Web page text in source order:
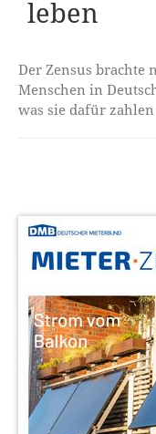
leben
Der Zensus brachte
Menschen in
was sie dafür